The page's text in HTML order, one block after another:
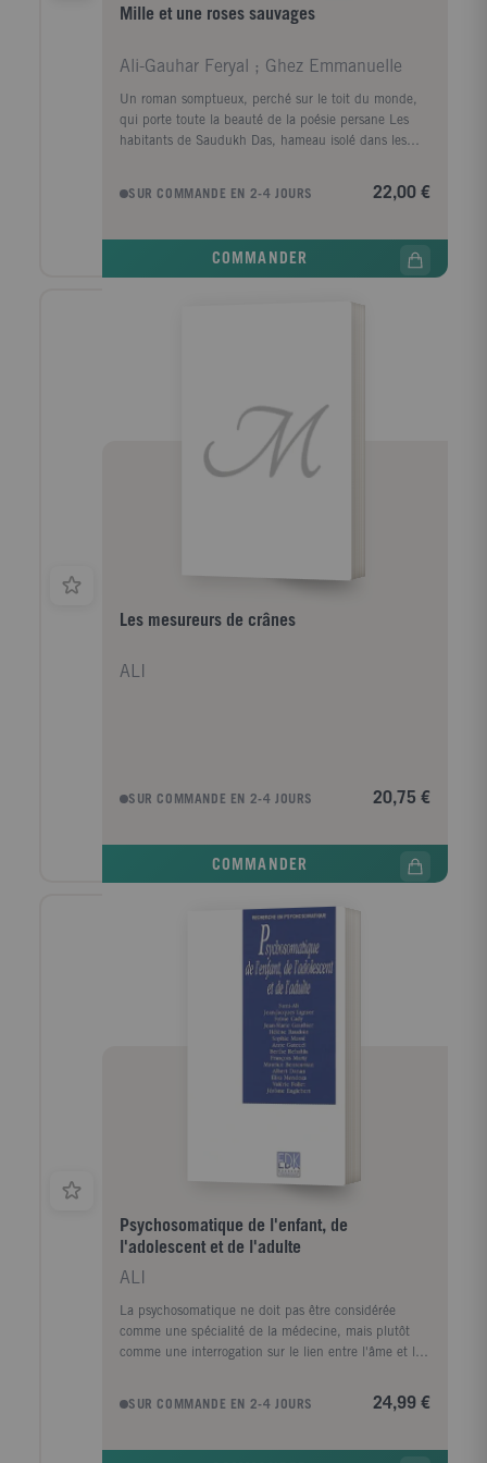
Mille et une roses sauvages
Ali-Gauhar Feryal ; Ghez Emmanuelle
Un roman somptueux, perché sur le toit du monde,
qui porte toute la beauté de la poésie persane Les
habitants de Saudukh Das, hameau isolé dans les
au sérieux les prémonitions du simple d'esprit qui
étranger entre la vie et la mort, une vague de
ans. Révoltés par la désolation que les hommes
infligent à leur terre, les esprits de la nature
commentent le désastre avec indifférence. Dans un
style incantatoire, Feryal Ali-Gauhar donne voix aux
SUR COMMANDE EN 2-4 JOURS 22,00 €
COMMANDER
Les mesureurs de crânes
ALI
SUR COMMANDE EN 2-4 JOURS 20,75 €
COMMANDER
Psychosomatique de l'enfant, de
l'adolescent et de l'adulte
ALI
La psychosomatique ne doit pas être considérée
comme une spécialité de la médecine, mais plutôt
comme une interrogation sur le lien entre l'âme et le
concepts, destinés à rendre compréhensible une
réalité qui nous dépasse. Cette interrogation s'ouvre
SUR COMMANDE EN 2-4 JOURS 24,99 €